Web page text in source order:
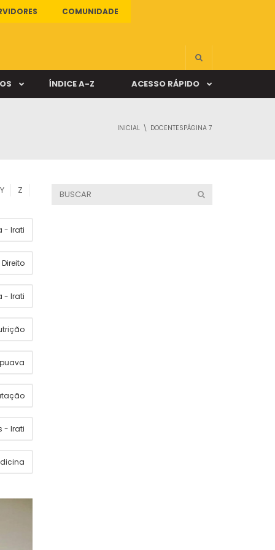
COMUNIDADE
ÍNDICE A-Z ACESSO RÁPIDO
INICIAL DOCENTESPÁGINA 7
Y Z
- Irati
Direito
- Irati
- Irati